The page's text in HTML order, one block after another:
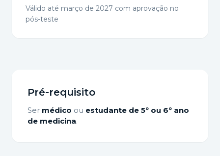
Válido até março de 2027 com aprovação no
pós-teste
Pré-requisito
Ser médico ou estudante de 5º ou 6º ano
de medicina.